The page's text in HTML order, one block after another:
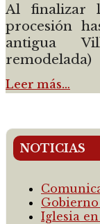
Al finalizar
procesión
antigua
remodelada)
Leer más…
NOTICIAS
Iglesia